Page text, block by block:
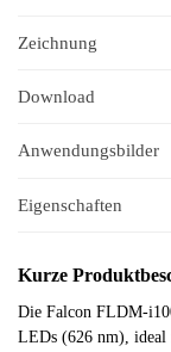
Zeichnung
Download
Anwendungsbilder
Eigenschaften
Kurze
Die Falcon FLDM-
LEDs (626 nm), ideal